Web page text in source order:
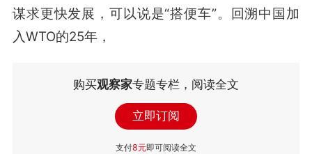
谋求更快发展，可以说是“搭便车”。回溯中国加
入WTO的25年，
购买观察家专题专栏，阅读全文
立即订阅
支付8元即可阅读全文